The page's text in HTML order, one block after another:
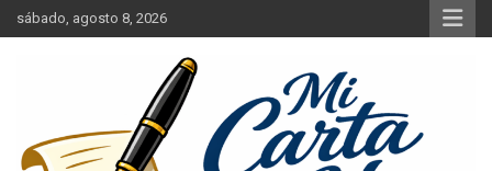
Saltar
al
sábado, agosto 8, 2026